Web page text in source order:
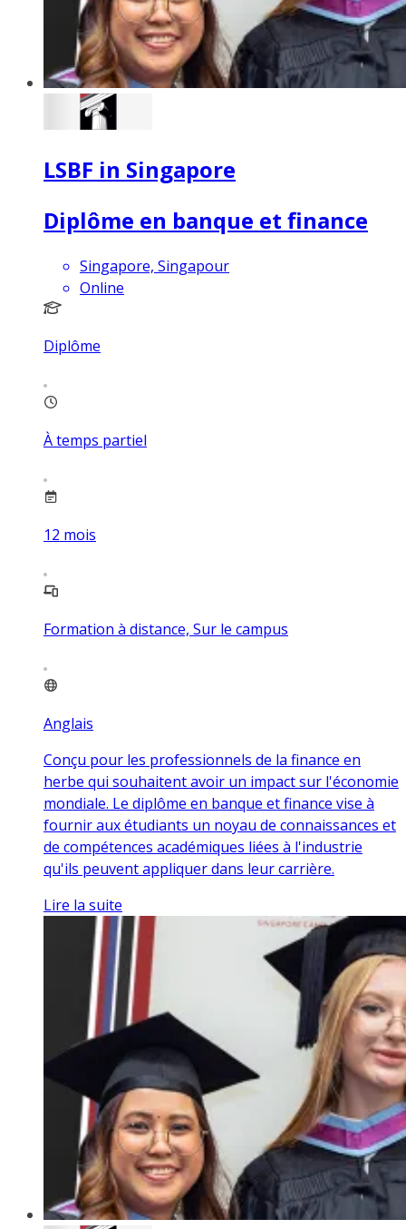
LSBF in Singapore
Diplôme en banque et finance
Singapore, Singapour
Online
Diplôme
À temps partiel
12 mois
Formation à distance, Sur le campus
Anglais
Conçu pour les professionnels de la finance en
herbe qui souhaitent avoir un impact sur l'économie
mondiale. Le diplôme en banque et finance vise à
fournir aux étudiants un noyau de connaissances et
de compétences académiques liées à l'industrie
qu'ils peuvent appliquer dans leur carrière.
Lire la suite